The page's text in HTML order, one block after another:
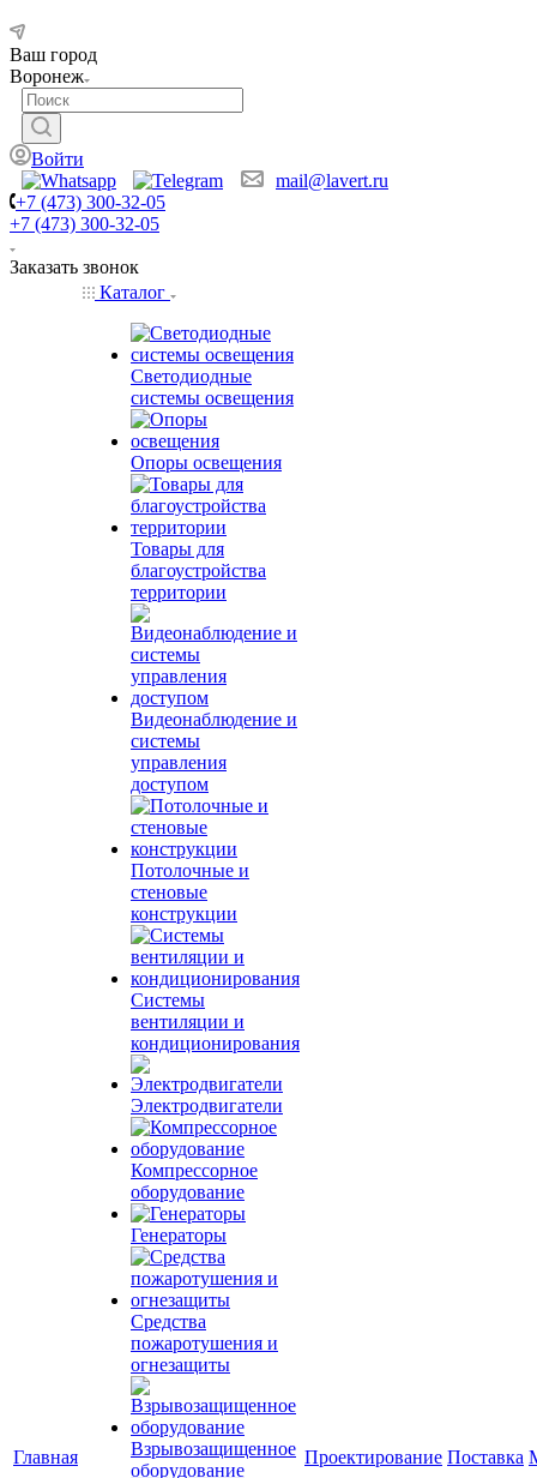
Ваш город
Воронеж
Войти
mail@lavert.ru
+7 (473) 300-32-05
+7 (473) 300-32-05
Заказать звонок
Главная
Каталог
Светодиодные
системы освещения
Опоры освещения
Товары для
благоустройства
территории
Видеонаблюдение и
системы
управления
доступом
Потолочные и
стеновые
конструкции
Системы
вентиляции и
кондиционирования
Электродвигатели
Компрессорное
оборудование
Генераторы
Средства
пожаротушения и
огнезащиты
Взрывозащищенное
оборудование
Проектирование Поставка